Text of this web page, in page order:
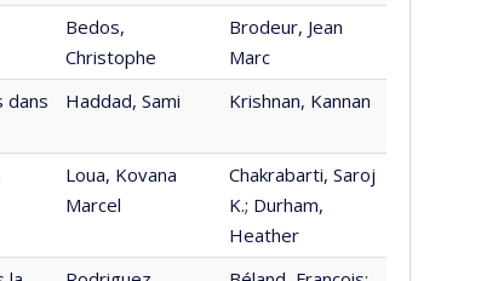
Bedos,
Christophe
Brodeur, Jean
Marc
dans
Haddad, Sami Krishnan, Kannan
Loua, Kovana
Marcel
Chakrabarti, Saroj
K.; Durham,
Heather